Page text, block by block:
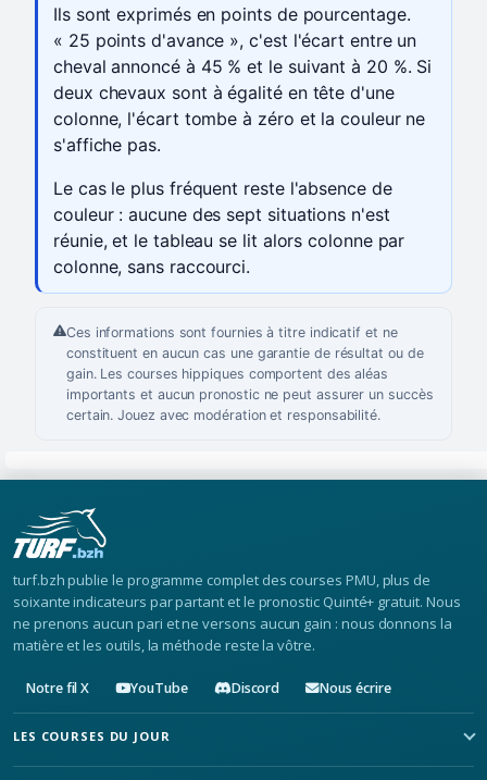
Ils sont exprimés en points de pourcentage.
« 25 points d'avance », c'est l'écart entre un
cheval annoncé à 45 % et le suivant à 20 %. Si
deux chevaux sont à égalité en tête d'une
colonne, l'écart tombe à zéro et la couleur ne
s'affiche pas.
Le cas le plus fréquent reste l'absence de
couleur : aucune des sept situations n'est
réunie, et le tableau se lit alors colonne par
colonne, sans raccourci.
Ces informations sont fournies à titre indicatif et ne
constituent en aucun cas une garantie de résultat ou de
gain. Les courses hippiques comportent des aléas
importants et aucun pronostic ne peut assurer un succès
certain. Jouez avec modération et responsabilité.
turf.bzh publie le programme complet des courses PMU, plus de
soixante indicateurs par partant et le pronostic Quinté+ gratuit. Nous
ne prenons aucun pari et ne versons aucun gain : nous donnons la
matière et les outils, la méthode reste la vôtre.
Notre fil X YouTube Discord Nous écrire
LES COURSES DU JOUR